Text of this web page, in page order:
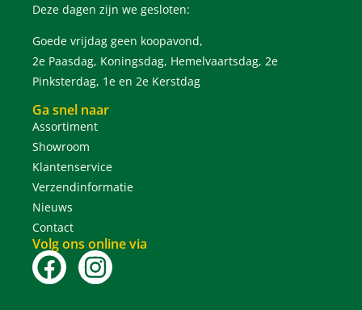
Deze dagen zijn we gesloten:
Goede vrijdag geen koopavond,
2e Paasdag, Koningsdag, Hemelvaartsdag, 2e
Pinksterdag, 1e en 2e Kerstdag
Ga snel naar
Assortiment
Showroom
Klantenservice
Verzendinformatie
Nieuws
Contact
Volg ons online via